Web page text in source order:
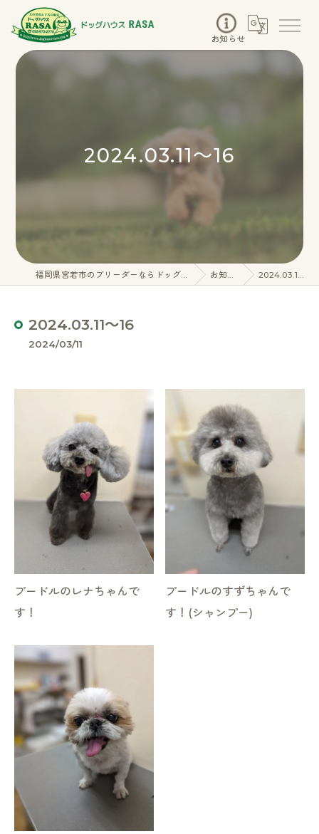
お知らせ
2024.03.11～16
福岡県宮若市のブリーダーならドッグハウスRASA お知らせ 2024.03.11～16
2024.03.11～16
2024/03/11
プードルのレナちゃんで
す！
プードルのすずちゃんで
す！(シャンプー)